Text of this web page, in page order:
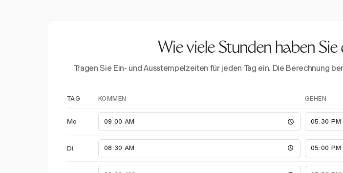
Wie viele Stunden haben
Tragen Sie Ein- und Ausstempelzeiten für jeden Tag ein. Die Berechnung
TAG KOMMEN GEHEN
Mo
Di